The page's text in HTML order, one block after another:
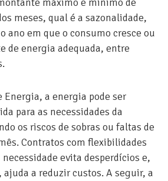
meses, qual é a sazonalidade,
ano em que o consumo cresce ou
de energia adequada, entre
Energia, a energia pode ser
para as necessidades da
os riscos de sobras ou faltas de
Contratos com flexibilidades
evita desperdícios e,
a reduzir custos. A seguir, a